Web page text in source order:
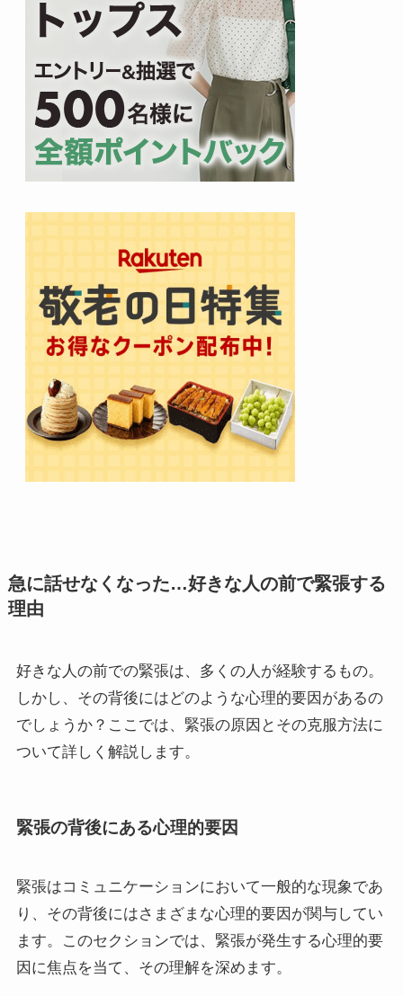
急に話せなくなった…好きな人の前で緊張する
理由
好きな人の前での緊張は、多くの人が経験するもの。
しかし、その背後にはどのような心理的要因があるの
でしょうか？ここでは、緊張の原因とその克服方法に
ついて詳しく解説します。
緊張の背後にある心理的要因
緊張はコミュニケーションにおいて一般的な現象であ
り、その背後にはさまざまな心理的要因が関与してい
ます。このセクションでは、緊張が発生する心理的要
因に焦点を当て、その理解を深めます。